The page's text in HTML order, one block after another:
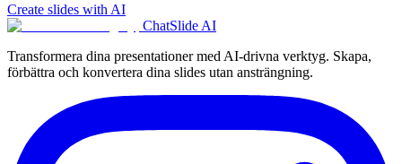
Create slides with AI
ChatSlide AI
Transformera dina presentationer med AI-drivna verktyg. Skapa,
förbättra och konvertera dina slides utan ansträngning.